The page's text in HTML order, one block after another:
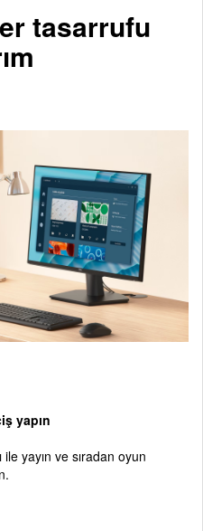
tasarrufu
yapın
yayın ve sıradan oyun